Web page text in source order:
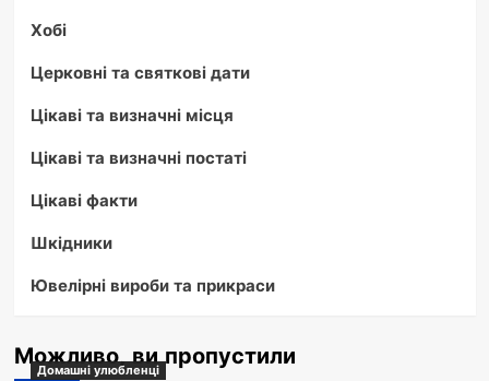
Хобі
Церковні та святкові дати
Цікаві та визначні місця
Цікаві та визначні постаті
Цікаві факти
Шкідники
Ювелірні вироби та прикраси
Можливо, ви пропустили
Домашні улюбленці